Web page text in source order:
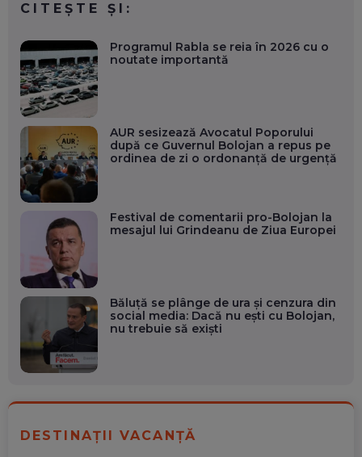
CITEȘTE ȘI:
Programul Rabla se reia în 2026 cu o
noutate importantă
AUR sesizează Avocatul Poporului
după ce Guvernul Bolojan a repus pe
ordinea de zi o ordonanță de urgență
Festival de comentarii pro-Bolojan la
mesajul lui Grindeanu de Ziua Europei
Băluță se plânge de ura și cenzura din
social media: Dacă nu ești cu Bolojan,
nu trebuie să exiști
DESTINAȚII VACANȚĂ